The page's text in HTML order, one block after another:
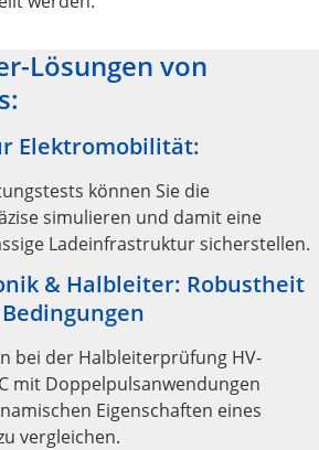
Lösungen von
Elektromobilität:
können Sie die
simulieren und damit eine
Ladeinfrastruktur sicherstellen.
& Halbleiter: Robustheit
bei der Halbleiterprüfung HV-
mit Doppelpulsanwendungen
Eigenschaften eines
vergleichen.